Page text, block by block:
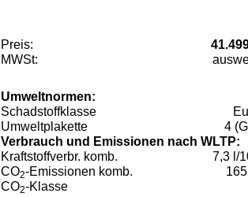
Preis:
MWSt:
Umweltnormen:
Schadstoffklasse
Umweltplakette
4
Verbrauch und Emissionen nach WLTP:
Kraftstoffverbr. komb.
7,3 l/
CO2-Emissionen komb.
CO2-Klasse